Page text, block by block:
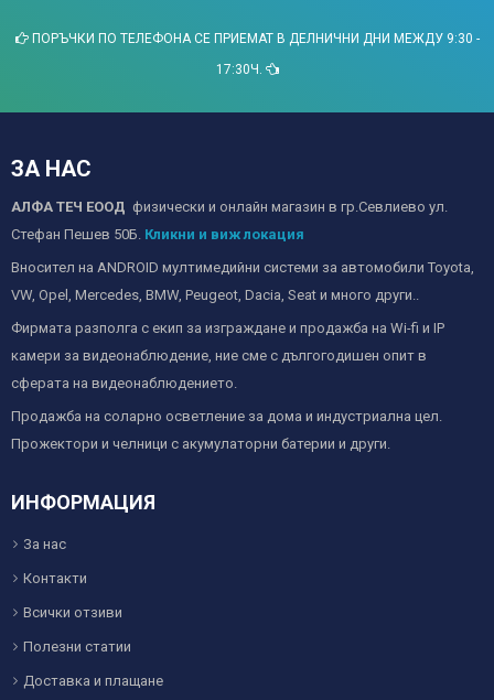
ПОРЪЧКИ ПО ТЕЛЕФОНА СЕ ПРИЕМАТ В ДЕЛНИЧНИ ДНИ МЕЖДУ 9:30 -
17:30Ч.
ЗА НАС
АЛФА ТЕЧ ЕООД физически и онлайн магазин в гр.Севлиево ул.
Стефан Пешев 50Б. Кликни и виж локация
Вносител на ANDROID мултимедийни системи за автомобили Toyota,
VW, Opel, Mercedes, BMW, Peugeot, Dacia, Seat и много други..
Фирмата разполга с екип за изграждане и продажба на Wi-fi и IP
камери за видеонаблюдение, ние сме с дългогодишен опит в
сферата на видеонаблюдението.
Продажба на соларно осветление за дома и индустриална цел.
Прожектори и челници с акумулаторни батерии и други.
ИНФОРМАЦИЯ
За нас
Контакти
Всички отзиви
Полезни статии
Доставка и плащане